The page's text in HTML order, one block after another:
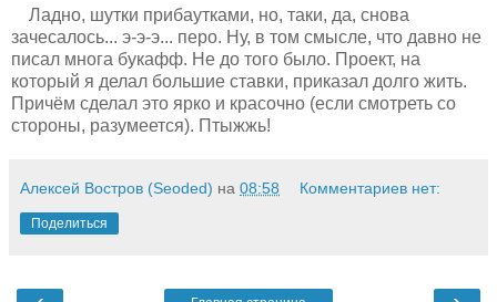
Ладно, шутки прибаутками, но, таки, да, снова
зачесалось... э-э-э... перо. Ну, в том смысле, что давно не
писал многа букафф. Не до того было. Проект, на
который я делал большие ставки, приказал долго жить.
Причём сделал это ярко и красочно (если смотреть со
стороны, разумеется). Птыжжь!
Алексей Востров (Seoded) на 08:58 Комментариев нет:
Поделиться